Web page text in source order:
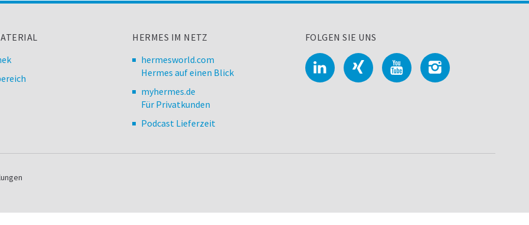
HERMES IM NETZ
hermesworld.com
Hermes auf einen Blick
myhermes.de
Für Privatkunden
Podcast Lieferzeit
FOLGEN SIE UNS